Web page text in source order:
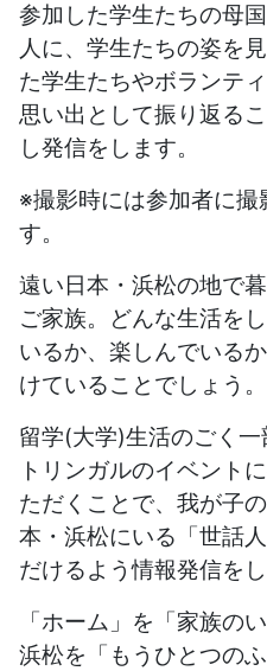
参加した学生たちの母
人に、学生たちの姿を
た学生たちやボランテ
思い出として振り返る
し発信をします。
※撮影時には参加者に撮
す。
遠い日本・浜松の地で
ご家族。どんな生活を
いるか、楽しんでいる
けていることでしょう。
留学(大学)生活のごく
トリンガルのイベント
ただくことで、我が子
本・浜松にいる「世話
だけるよう情報発信をし
「ホーム」を「家族の
浜松を「もうひとつの